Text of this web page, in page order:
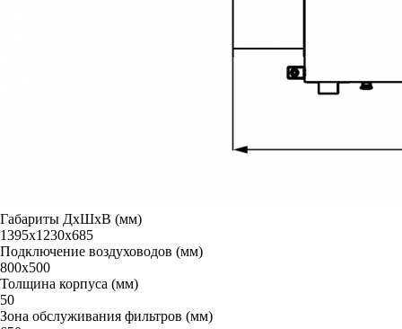
Габариты ДxШxВ (мм)
1395х1230х685
Подключение воздуховодов (мм)
800x500
Толщина корпуса (мм)
50
Зона обслуживания фильтров (мм)